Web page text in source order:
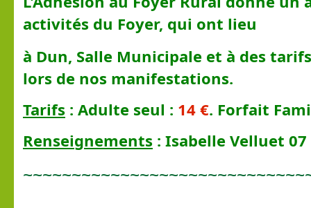
activités du Foyer, qui ont lieu
à Dun, Salle Municipale et à des
lors de nos manifestations.
Tarifs : Adulte seul : 14 €. Forfait
Renseignements : Isabelle Velluet 07